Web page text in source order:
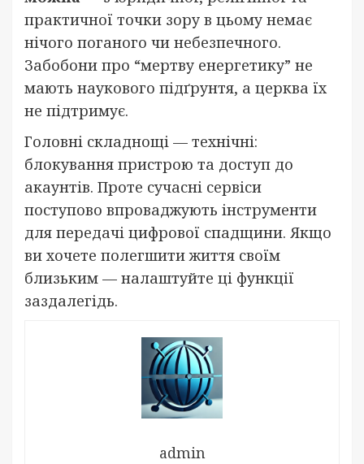
практичної точки зору в цьому немає
нічого поганого чи небезпечного.
Забобони про “мертву енергетику” не
мають наукового підґрунтя, а церква їх
не підтримує.
Головні складнощі — технічні:
блокування пристрою та доступ до
акаунтів. Проте сучасні сервіси
поступово впроваджують інструменти
для передачі цифрової спадщини. Якщо
ви хочете полегшити життя своїм
близьким — налаштуйте ці функції
заздалегідь.
admin